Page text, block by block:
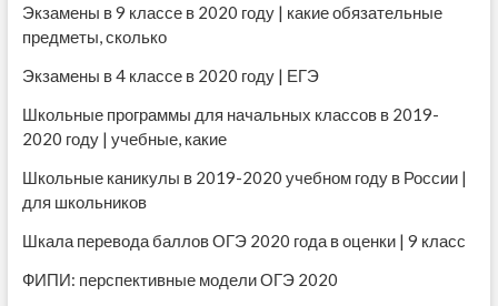
Экзамены в 9 классе в 2020 году | какие обязательные
предметы, сколько
Экзамены в 4 классе в 2020 году | ЕГЭ
Школьные программы для начальных классов в 2019-
2020 году | учебные, какие
Школьные каникулы в 2019-2020 учебном году в России |
для школьников
Шкала перевода баллов ОГЭ 2020 года в оценки | 9 класс
ФИПИ: перспективные модели ОГЭ 2020